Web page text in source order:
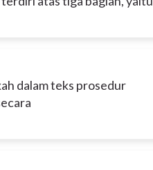
dalam teks prosedur